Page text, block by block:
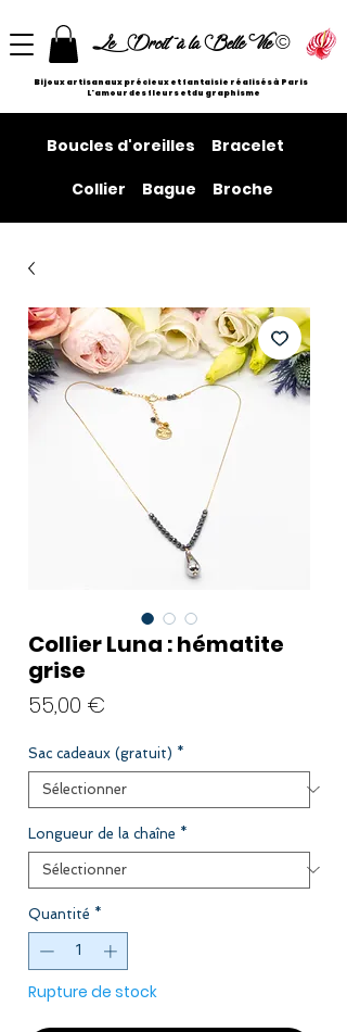
Le Droit à la Belle Vie©
Bijoux artisanaux précieux et fantaisie réalisés à Paris
L'amour des fleurs et du graphisme
Boucles d'oreilles
Bracelet
Collier
Bague Broche
Collier Luna : hématite
grise
55,00 €
Sac cadeaux (gratuit) *
Longueur de la chaîne *
Quantité *
Rupture de stock